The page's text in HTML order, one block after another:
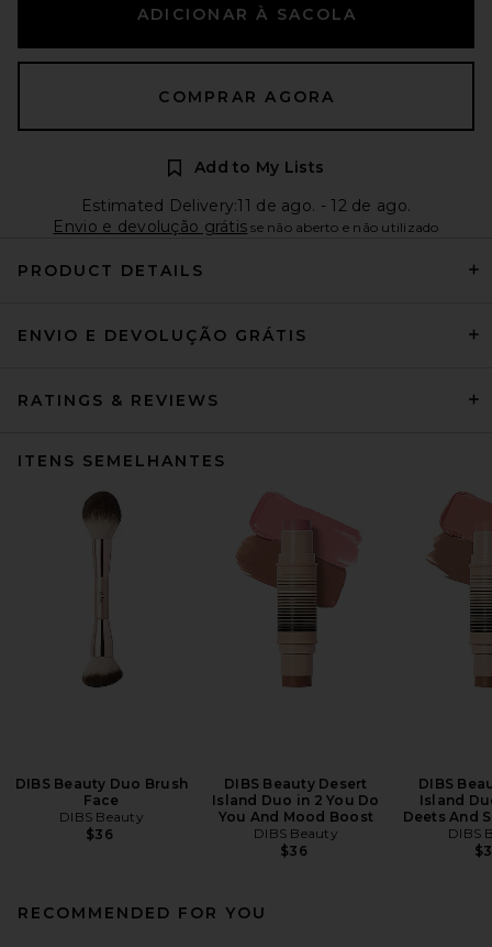
ADICIONAR À SACOLA
COMPRAR AGORA
Add to My Lists
Estimated Delivery:11 de ago. - 12 de ago.
Envio e devolução grátis se não aberto e não utilizado
PRODUCT DETAILS
ENVIO E DEVOLUÇÃO GRÁTIS
RATINGS & REVIEWS
ITENS SEMELHANTES
DIBS Beauty Duo Brush
Face
DIBS Beauty
$36
DIBS Beauty Desert
Island Duo in 2 You Do
You And Mood Boost
DIBS Beauty
$36
DIBS
Island
Deets And
DIBS
RECOMMENDED FOR YOU